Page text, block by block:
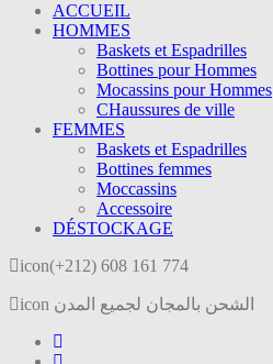
ACCUEIL
HOMMES
Baskets et Espadrilles
Bottines pour Hommes
Mocassins pour Hommes
CHaussures de ville
FEMMES
Baskets et Espadrilles
Bottines femmes
Moccassins
Accessoire
DÉSTOCKAGE
icon(+212) 608 161 774
icon الشحن بالمجان لجميع المدن